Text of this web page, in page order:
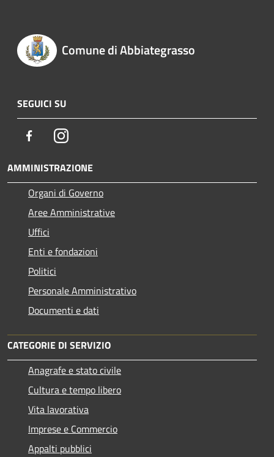
Comune di Abbiategrasso
SEGUICI SU
FacebookInstagram
AMMINISTRAZIONE
Organi di Governo
Aree Amministrative
Uffici
Enti e fondazioni
Politici
Personale Amministrativo
Documenti e dati
CATEGORIE DI SERVIZIO
Anagrafe e stato civile
Cultura e tempo libero
Vita lavorativa
Imprese e Commercio
Appalti pubblici